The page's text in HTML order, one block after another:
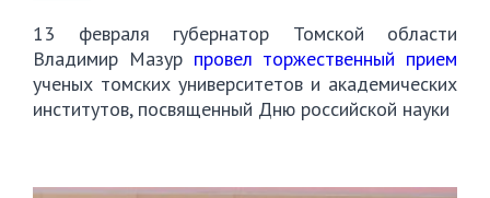
13 февраля губернатор Томской области
Владимир Мазур провел торжественный прием
ученых томских университетов и академических
институтов, посвященный Дню российской науки